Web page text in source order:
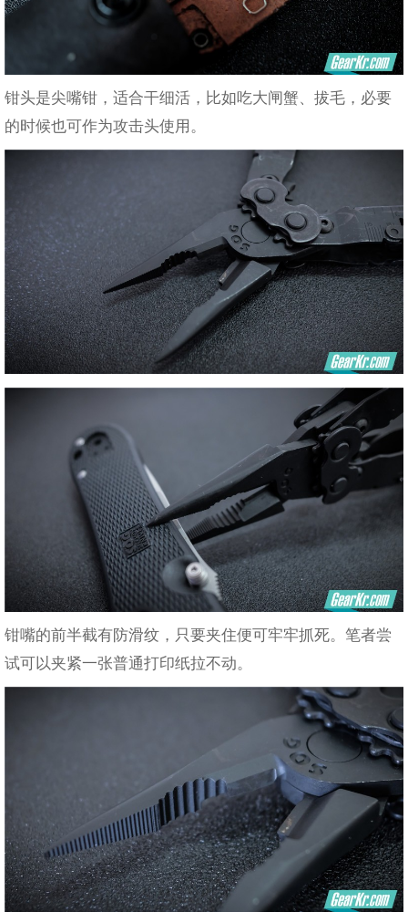
钳头是尖嘴钳，适合干细活，比如吃大闸蟹、拔毛，必要
的时候也可作为攻击头使用。
钳嘴的前半截有防滑纹，只要夹住便可牢牢抓死。笔者尝
试可以夹紧一张普通打印纸拉不动。